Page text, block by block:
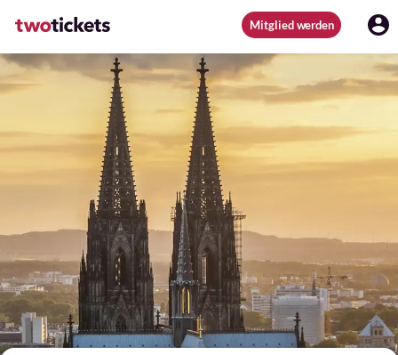
Mitglied werden